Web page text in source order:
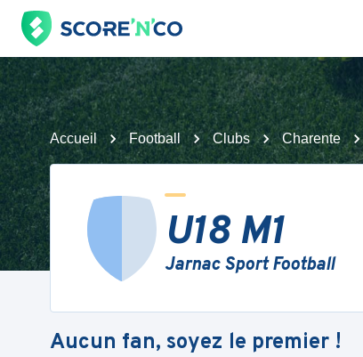
Accueil Football Clubs Charente
U18 M1
Jarnac Sport Football
Aucun fan, soyez le premier !